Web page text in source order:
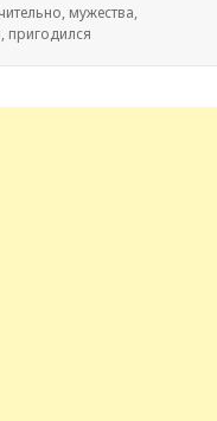
, мужества,
, пригодился